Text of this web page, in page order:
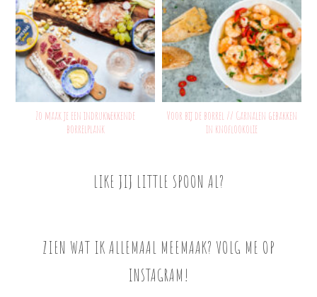
Zo maak je een indrukwekkende
borrelplank
Voor bij de borrel // Garnalen gebakken
in knoflookolie
LIKE JIJ LITTLE SPOON AL?
ZIEN WAT IK ALLEMAAL MEEMAAK? VOLG ME OP
INSTAGRAM!